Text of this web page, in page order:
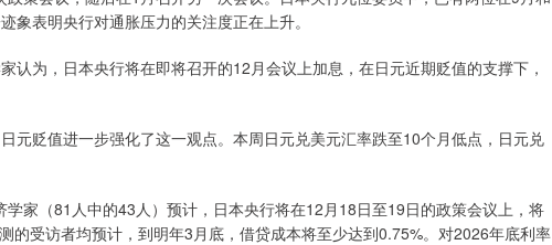
象表明央行对通胀压力的关注度正在上升。
为，日本央行将在即将召开的12月会议上加息，在日元近期贬值的支撑下，
贬值进一步强化了这一观点。本周日元兑美元汇率跌至10个月低点，日元兑
（81人中的43人）预计，日本央行将在12月18日至19日的政策会议上，将
的受访者均预计，到明年3月底，借贷成本将至少达到0.75%。对2026年底利率